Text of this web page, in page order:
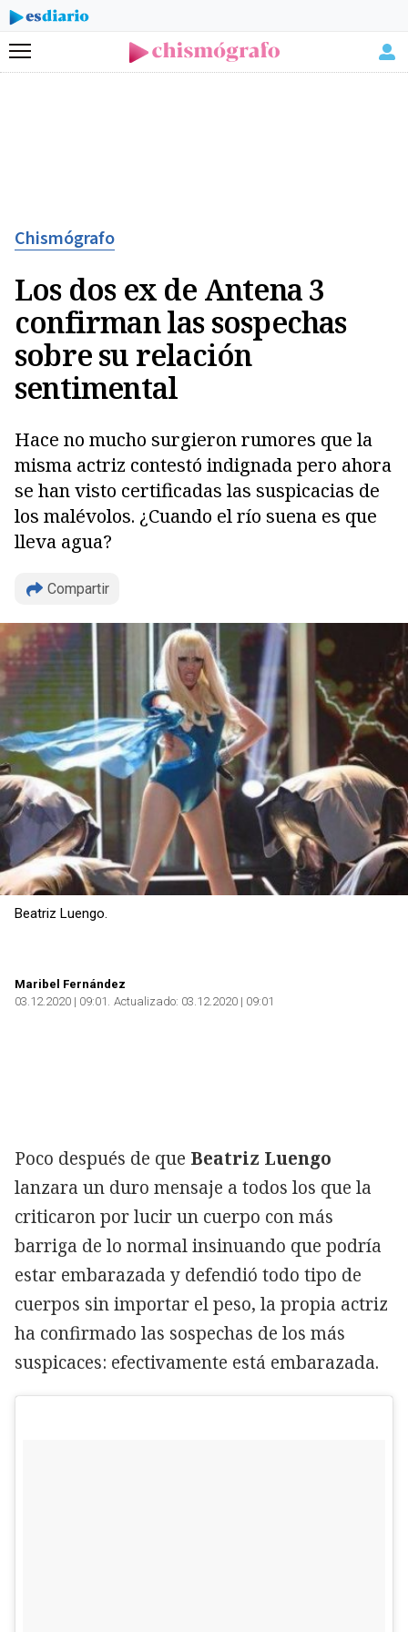
Menú
Chismógrafo
Los dos ex de Antena 3
confirman las sospechas
sobre su relación
sentimental
Hace no mucho surgieron rumores que la
misma actriz contestó indignada pero ahora
se han visto certificadas las suspicacias de
los malévolos. ¿Cuando el río suena es que
lleva agua?
Compartir
Copiar
Beatriz Luengo.
Maribel Fernández
03.12.2020 | 09:01 Actualizado: 03.12.2020 | 09:01
Poco después de que Beatriz Luengo
lanzara un duro mensaje a todos los que la
criticaron por lucir un cuerpo con más
barriga de lo normal insinuando que podría
estar embarazada y defendió todo tipo de
cuerpos sin importar el peso, la propia actriz
ha confirmado las sospechas de los más
suspicaces: efectivamente está embarazada.